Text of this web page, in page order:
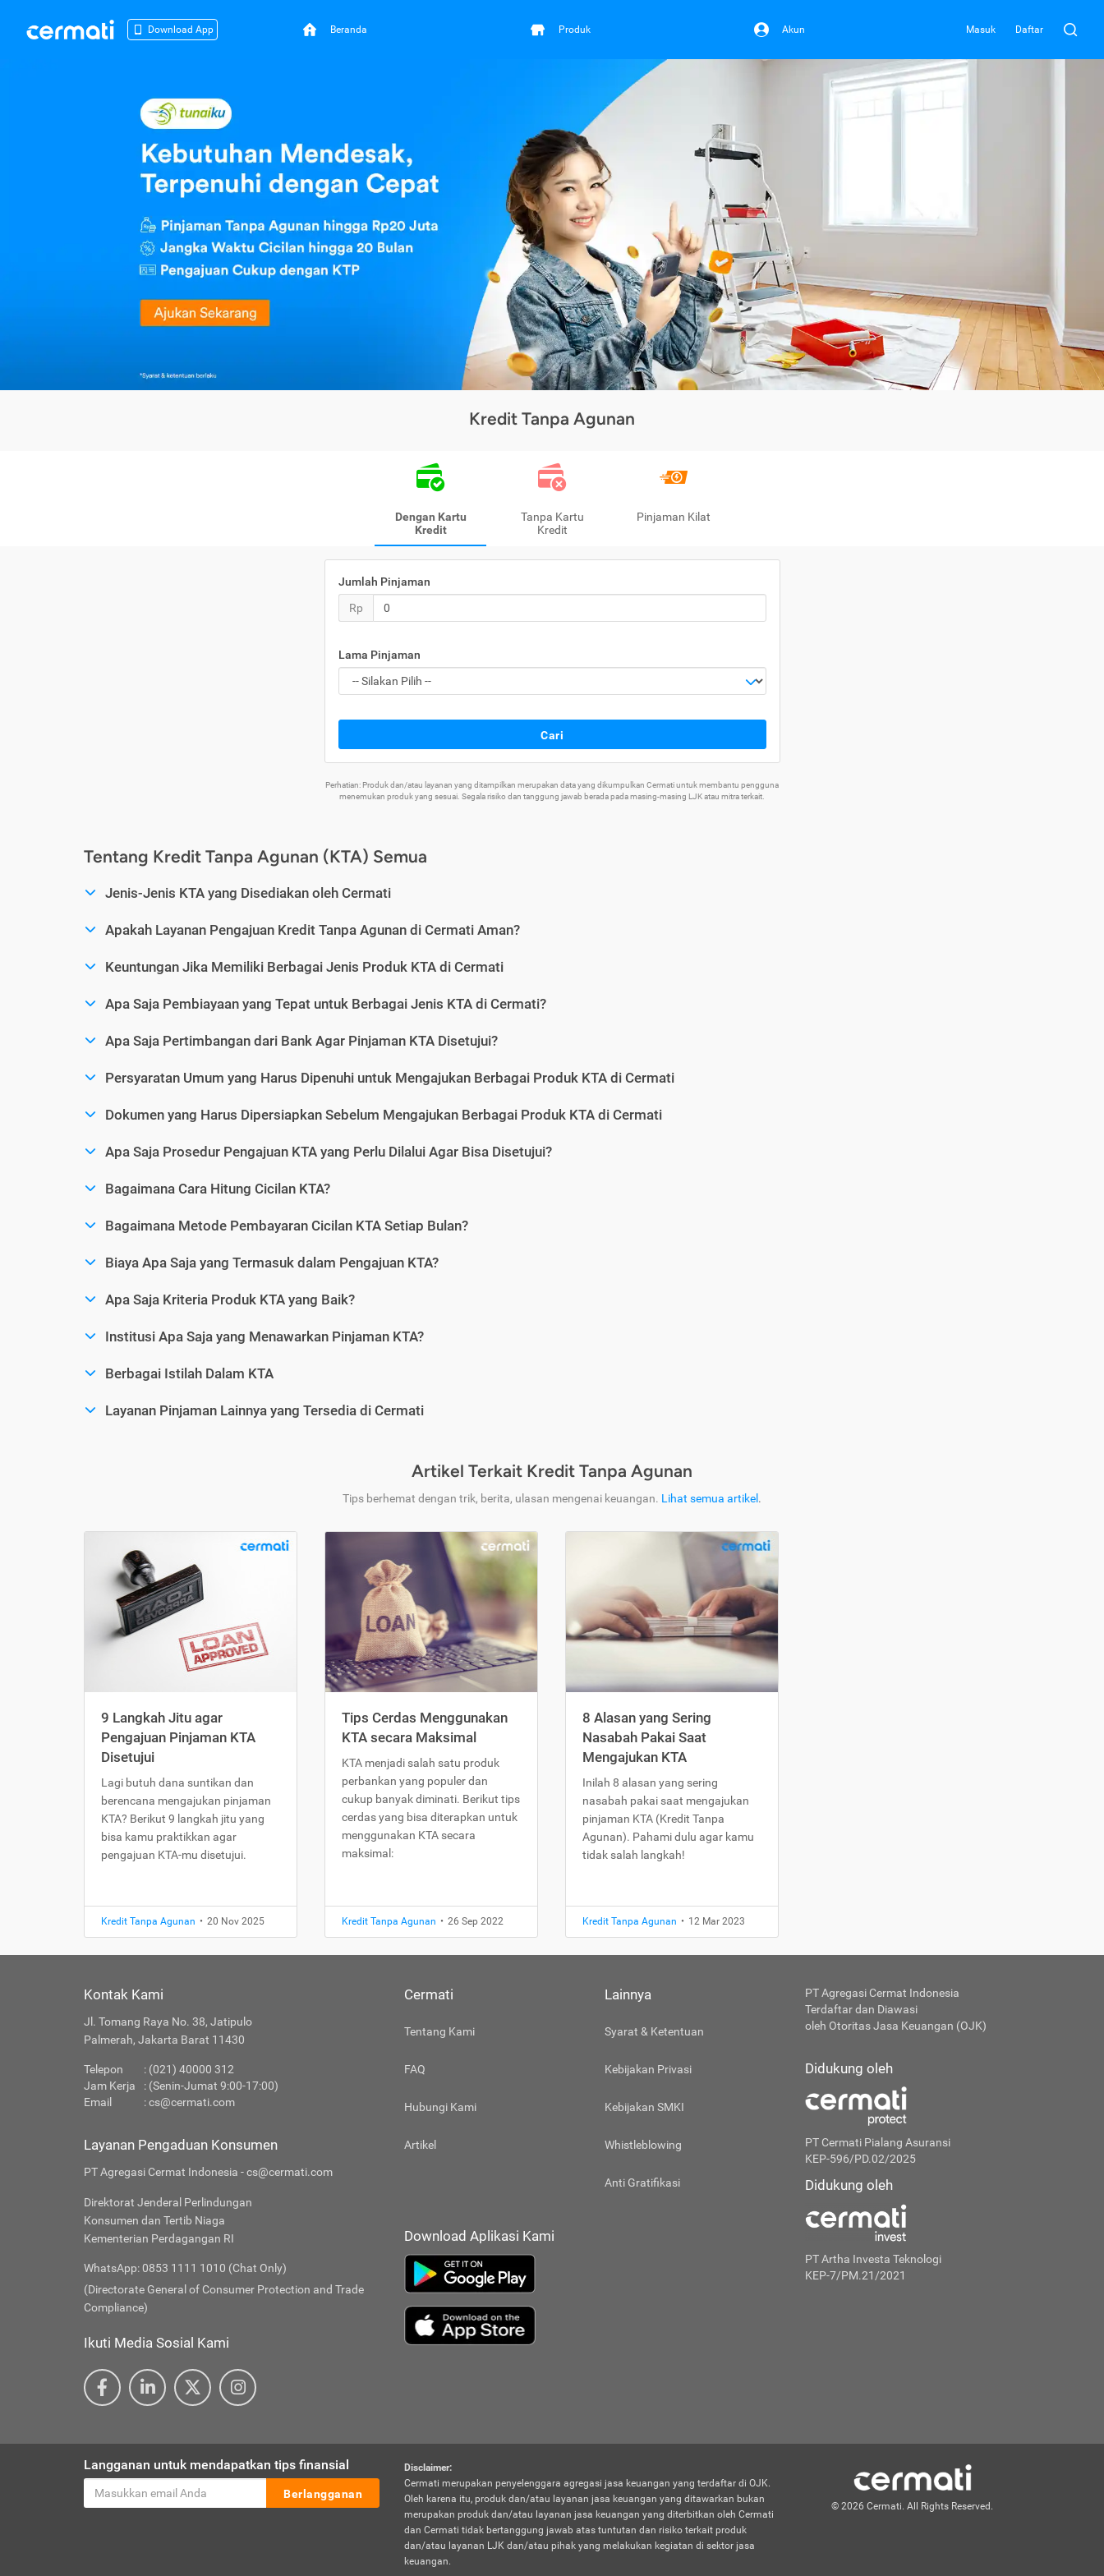
Download App Beranda Produk Akun Masuk Daftar
Kredit Tanpa Agunan
Dengan Kartu
Kredit
Tanpa Kartu
Kredit
Pinjaman Kilat
Jumlah Pinjaman
Rp
Lama Pinjaman
Cari
Perhatian: Produk dan/atau layanan yang ditampilkan merupakan data yang dikumpulkan Cermati untuk membantu pengguna
menemukan produk yang sesuai. Segala risiko dan tanggung jawab berada pada masing-masing LJK atau mitra terkait.
Tentang Kredit Tanpa Agunan (KTA) Semua
Jenis-Jenis KTA yang Disediakan oleh Cermati
Apakah Layanan Pengajuan Kredit Tanpa Agunan di Cermati Aman?
Keuntungan Jika Memiliki Berbagai Jenis Produk KTA di Cermati
Apa Saja Pembiayaan yang Tepat untuk Berbagai Jenis KTA di Cermati?
Apa Saja Pertimbangan dari Bank Agar Pinjaman KTA Disetujui?
Persyaratan Umum yang Harus Dipenuhi untuk Mengajukan Berbagai Produk KTA di Cermati
Dokumen yang Harus Dipersiapkan Sebelum Mengajukan Berbagai Produk KTA di Cermati
Apa Saja Prosedur Pengajuan KTA yang Perlu Dilalui Agar Bisa Disetujui?
Bagaimana Cara Hitung Cicilan KTA?
Bagaimana Metode Pembayaran Cicilan KTA Setiap Bulan?
Biaya Apa Saja yang Termasuk dalam Pengajuan KTA?
Apa Saja Kriteria Produk KTA yang Baik?
Institusi Apa Saja yang Menawarkan Pinjaman KTA?
Berbagai Istilah Dalam KTA
Layanan Pinjaman Lainnya yang Tersedia di Cermati
Artikel Terkait Kredit Tanpa Agunan
Tips berhemat dengan trik, berita, ulasan mengenai keuangan. Lihat semua artikel .
9 Langkah Jitu agar
Pengajuan Pinjaman KTA
Disetujui
Lagi butuh dana suntikan dan
berencana mengajukan pinjaman
KTA? Berikut 9 langkah jitu yang
bisa kamu praktikkan agar
pengajuan KTA-mu disetujui.
Kredit Tanpa Agunan • 20 Nov 2025
Tips Cerdas Menggunakan
KTA secara Maksimal
KTA menjadi salah satu produk
perbankan yang populer dan
cukup banyak diminati. Berikut tips
cerdas yang bisa diterapkan untuk
menggunakan KTA secara
maksimal:
Kredit Tanpa Agunan • 26 Sep 2022
8 Alasan yang Sering
Nasabah Pakai Saat
Mengajukan KTA
Inilah 8 alasan yang sering
nasabah pakai saat mengajukan
pinjaman KTA (Kredit Tanpa
Agunan). Pahami dulu agar kamu
tidak salah langkah!
Kredit Tanpa Agunan • 12 Mar 2023
Kontak Kami
Jl. Tomang Raya No. 38, Jatipulo
Palmerah, Jakarta Barat 11430
Telepon
: (021) 40000 312
Jam Kerja
: (Senin-Jumat 9:00-17:00)
Email
:cs@cermati.com
Layanan Pengaduan Konsumen
PT Agregasi Cermat Indonesia - cs@cermati.com
Direktorat Jenderal Perlindungan
Konsumen dan Tertib Niaga
Kementerian Perdagangan RI
WhatsApp: 0853 1111 1010 (Chat Only)
(Directorate General of Consumer Protection and Trade
Compliance)
Ikuti Media Sosial Kami
Cermati
Tentang Kami
FAQ
Hubungi Kami
Artikel
Lainnya
Syarat & Ketentuan
Kebijakan Privasi
Kebijakan SMKI
Whistleblowing
Anti Gratifikasi
Download Aplikasi Kami
PT Agregasi Cermat Indonesia
Terdaftar dan Diawasi
oleh Otoritas Jasa Keuangan (OJK)
Didukung oleh
PT Cermati Pialang Asuransi
KEP-596/PD.02/2025
Didukung oleh
PT Artha Investa Teknologi
KEP-7/PM.21/2021
Langganan untuk mendapatkan tips finansial
Berlangganan
Disclaimer:
Cermati merupakan penyelenggara agregasi jasa keuangan yang terdaftar di OJK.
Oleh karena itu, produk dan/atau layanan jasa keuangan yang ditawarkan bukan
merupakan produk dan/atau layanan jasa keuangan yang diterbitkan oleh Cermati
dan Cermati tidak bertanggung jawab atas tuntutan dan risiko terkait produk
dan/atau layanan LJK dan/atau pihak yang melakukan kegiatan di sektor jasa
keuangan.
© 2026 Cermati. All Rights Reserved.